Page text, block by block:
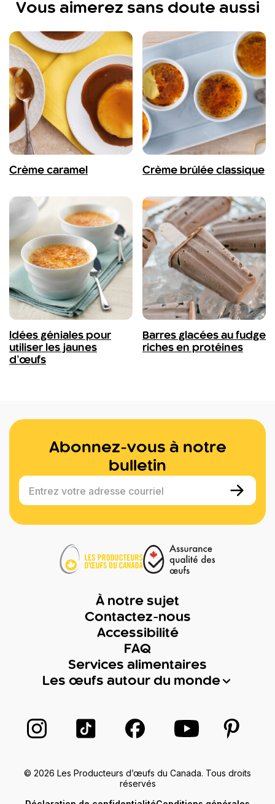
Vous aimerez sans doute aussi
Crème caramel Crème brûlée classique
Idées géniales pour
utiliser les jaunes
d’œufs
Barres glacées au fudge
riches en protéines
Abonnez-vous à notre
bulletin
Entrez votre adresse courriel
À notre sujet
Contactez-nous
Accessibilité
FAQ
Services alimentaires
Les œufs autour du monde
Suivez-nous sur Instagram
Suivez-nous sur TikTok
Suivez-nous sur Facebook
Suivez-nous sur
© 2026 Les Producteurs d’œufs du Canada. Tous droits
réservés